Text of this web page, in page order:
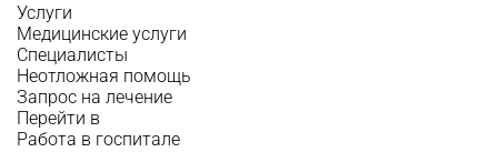
Услуги
Медицинские услуги
Специалисты
Неотложная помощь
Запрос на лечение
Перейти в
Работа в госпитале